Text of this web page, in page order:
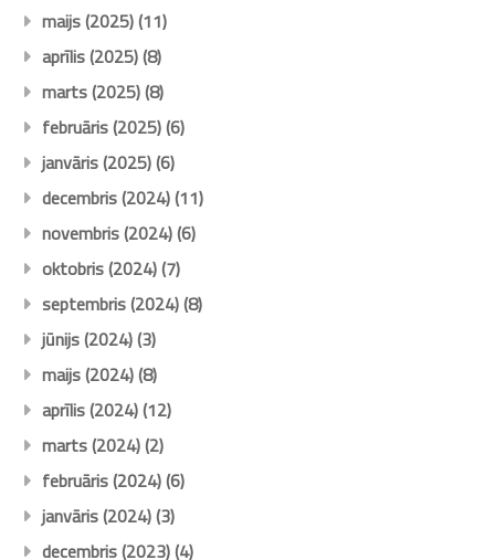
maijs (2025)(11)
aprīlis (2025)(8)
marts (2025)(8)
februāris (2025)(6)
janvāris (2025)(6)
decembris (2024)(11)
novembris (2024)(6)
oktobris (2024)(7)
septembris (2024)(8)
jūnijs (2024)(3)
maijs (2024)(8)
aprīlis (2024)(12)
marts (2024)(2)
februāris (2024)(6)
janvāris (2024)(3)
decembris (2023)(4)